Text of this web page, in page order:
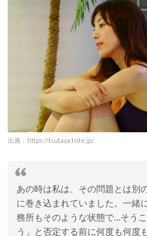
出典：https://tsutaya.tsite.jp/
あの時は私は、その問題とは別
に巻き込まれていました。一緒
務所もそのような状態で…そう
う」と否定する前に何度も何度